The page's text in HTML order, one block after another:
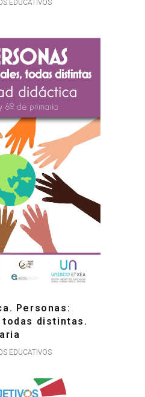
EDUCATIVOS
Personas:
distintas.
EDUCATIVOS